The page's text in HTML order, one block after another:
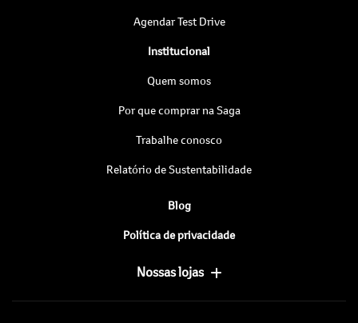
Agendar Test Drive
Institucional
Quem somos
Por que comprar na Saga
Trabalhe conosco
Relatório de Sustentabilidade
Blog
Política de privacidade
Nossas lojas